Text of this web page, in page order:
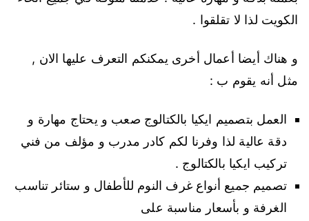
الكويت لذا لا تقلقوا .
و هناك أيضا أعمال أخرى يمكنكم التعرف عليها الان ,
مثل أنه يقوم ب :
العمل بتصميم ايكيا بالكتالوج صعب و يحتاج مهارة و
دقة عالية لذا وفرنا لكم كادر مدرب و مؤلف من فني
تركيب ايكيا بالكتالوج .
تصميم جميع أنواع غرف النوم للأطفال و ستائر تناسب
الغرفة و بأسعار مناسبة على